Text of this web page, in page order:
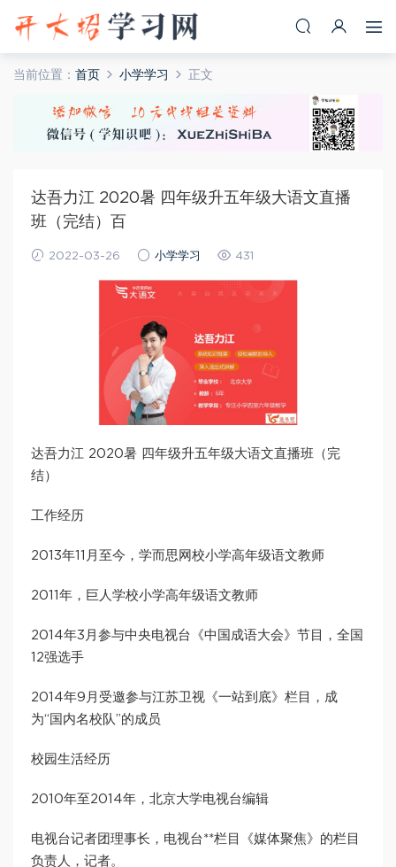
当前位置： 首页 小学学习 正文
达吾力江 2020暑 四年级升五年级大语文直播
班（完结）百
2022-03-26 小学学习 431
达吾力江 2020暑 四年级升五年级大语文直播班（完
结）
工作经历
2013年11月至今，学而思网校小学高年级语文教师
2011年，巨人学校小学高年级语文教师
2014年3月参与中央电视台《中国成语大会》节目，全国
12强选手
2014年9月受邀参与江苏卫视《一站到底》栏目，成
为“国内名校队”的成员
校园生活经历
2010年至2014年，北京大学电视台编辑
电视台记者团理事长，电视台**栏目《媒体聚焦》的栏目
负责人，记者。